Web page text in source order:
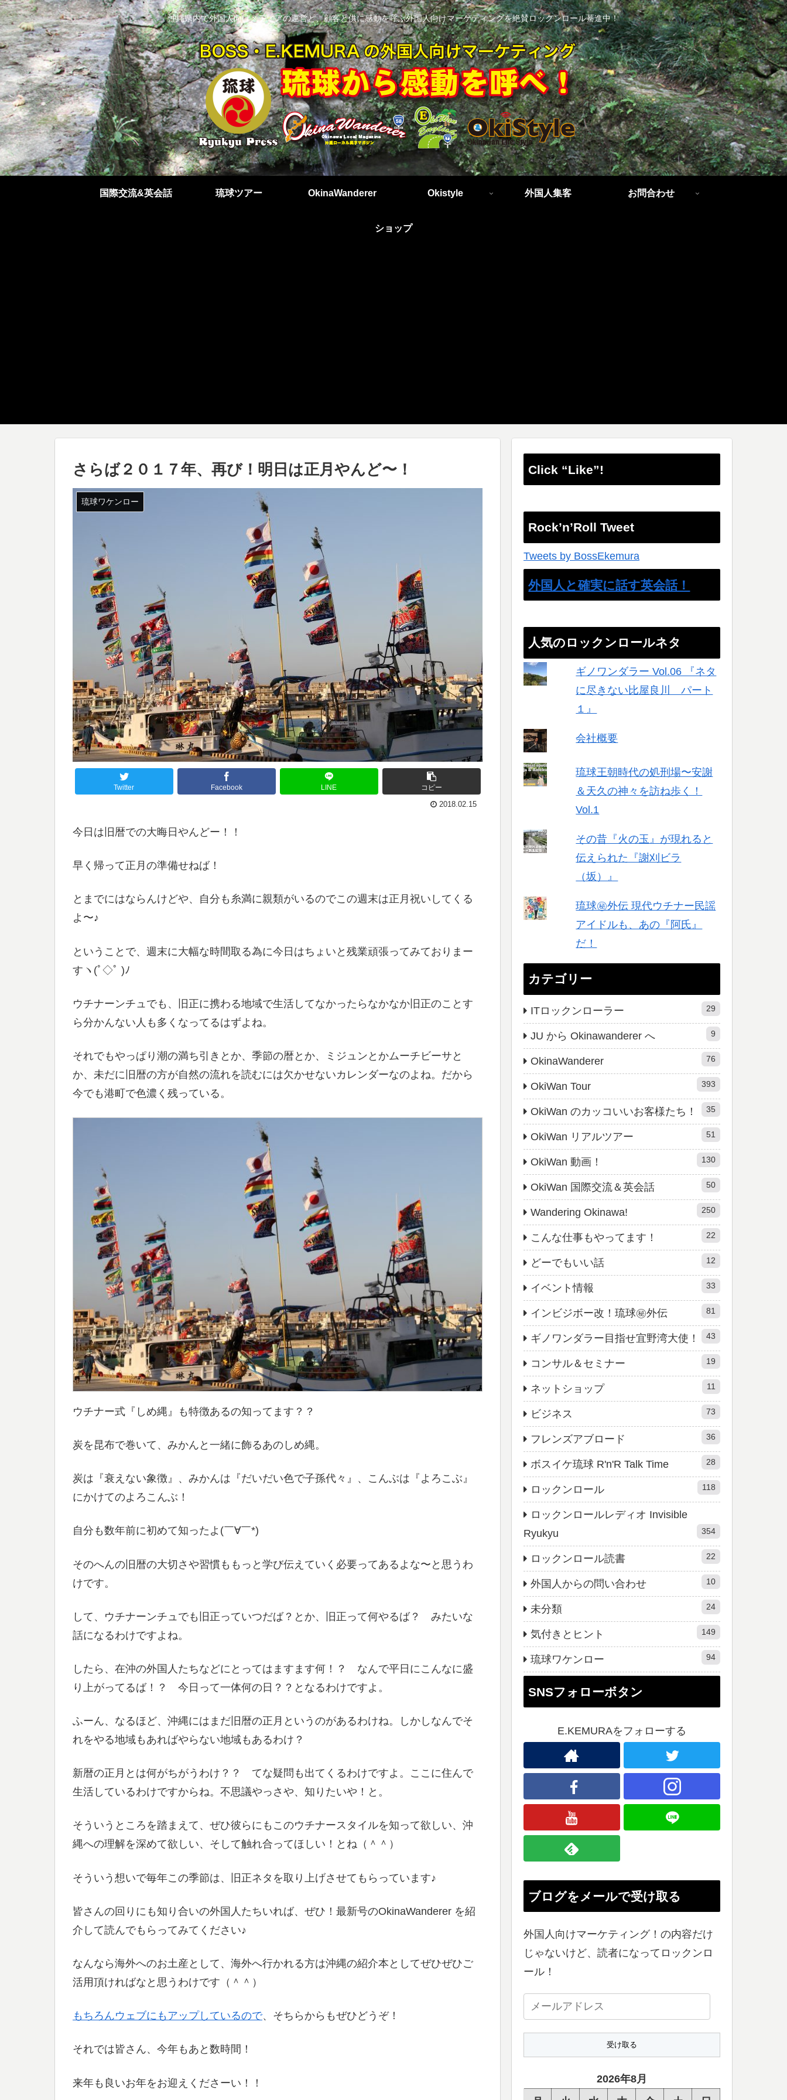
沖縄県内で外国人向けメディアの運営と、顧客と供に感動を呼ぶ外国人向けマーケティングを絶賛ロックンロール驀進中！
国際交流&英会話 琉球ツアー OkinaWanderer Okistyle 外国人集客 お問合わせ
ショップ
さらば２０１７年、再び！明日は正月やんど〜！
琉球ワケンロー
Twitter Facebook LINE コピー
2018.02.15
今日は旧暦での大晦日やんどー！！
早く帰って正月の準備せねば！
とまでにはならんけどや、自分も糸満に親類がいるのでこの週末は正月祝いしてくる
よ〜♪
ということで、週末に大幅な時間取る為に今日はちょいと残業頑張ってみておりまー
すヽ(ﾟ◇ﾟ )ﾉ
ウチナーンチュでも、旧正に携わる地域で生活してなかったらなかなか旧正のことす
ら分かんない人も多くなってるはずよね。
それでもやっぱり潮の満ち引きとか、季節の暦とか、ミジュンとかムーチビーサと
か、未だに旧暦の方が自然の流れを読むには欠かせないカレンダーなのよね。だから
今でも港町で色濃く残っている。
ウチナー式『しめ縄』も特徴あるの知ってます？？
炭を昆布で巻いて、みかんと一緒に飾るあのしめ縄。
炭は『衰えない象徴』、みかんは『だいだい色で子孫代々』、こんぶは『よろこぶ』
にかけてのよろこんぶ！
自分も数年前に初めて知ったよ(￣∀￣*)
そのへんの旧暦の大切さや習慣ももっと学び伝えていく必要ってあるよな〜と思うわ
けです。
して、ウチナーンチュでも旧正っていつだば？とか、旧正って何やるば？ みたいな
話になるわけですよね。
したら、在沖の外国人たちなどにとってはますます何！？ なんで平日にこんなに盛
り上がってるば！？ 今日って一体何の日？？となるわけですよ。
ふーん、なるほど、沖縄にはまだ旧暦の正月というのがあるわけね。しかしなんでそ
れをやる地域もあればやらない地域もあるわけ？
新暦の正月とは何がちがうわけ？？ てな疑問も出てくるわけですよ。ここに住んで
生活しているわけですからね。不思議やっさや、知りたいや！と。
そういうところを踏まえて、ぜひ彼らにもこのウチナースタイルを知って欲しい、沖
縄への理解を深めて欲しい、そして触れ合ってほしい！とね（＾＾）
そういう想いで毎年この季節は、旧正ネタを取り上げさせてもらっています♪
皆さんの回りにも知り合いの外国人たちいれば、ぜひ！最新号のOkinaWanderer を紹
介して読んでもらってみてください♪
なんなら海外へのお土産として、海外へ行かれる方は沖縄の紹介本としてぜひぜひご
活用頂ければなと思うわけです（＾＾）
もちろんウェブにもアップしているので、そちらからもぜひどうぞ！
それでは皆さん、今年もあと数時間！
来年も良いお年をお迎えくださーい！！
Click “Like”!
Rock’n’Roll Tweet
Tweets by BossEkemura
外国人と確実に話す英会話！
人気のロックンロールネタ
ギノワンダラー Vol.06 『ネタ
に尽きない比屋良川 パート
１』
会社概要
琉球王朝時代の処刑場〜安謝
＆天久の神々を訪ね歩く！
Vol.1
その昔『火の玉』が現れると
伝えられた『謝刈ビラ
（坂）』
琉球㊙︎外伝 現代ウチナー民謡
アイドルも、あの『阿氏』
だ！
カテゴリー
ITロックンローラー 29
JU から Okinawanderer へ 9
OkinaWanderer 76
OkiWan Tour 393
OkiWan のカッコいいお客様たち！ 35
OkiWan リアルツアー 51
OkiWan 動画！ 130
OkiWan 国際交流＆英会話 50
Wandering Okinawa! 250
こんな仕事もやってます！ 22
どーでもいい話 12
イベント情報 33
インビジボー改！琉球㊙︎外伝 81
ギノワンダラー目指せ宜野湾大使！ 43
コンサル＆セミナー 19
ネットショップ 11
ビジネス 73
フレンズアブロード 36
ボスイケ琉球 R'n'R Talk Time 28
ロックンロール 118
ロックンロールレディオ Invisible
Ryukyu
354
ロックンロール読書 22
外国人からの問い合わせ 10
未分類 24
気付きとヒント 149
琉球ワケンロー 94
SNSフォローボタン
E.KEMURAをフォローする
ブログをメールで受け取る
外国人向けマーケティング！の内容だけ
じゃないけど、読者になってロックンロ
ール！
ー
ア
2026年8月